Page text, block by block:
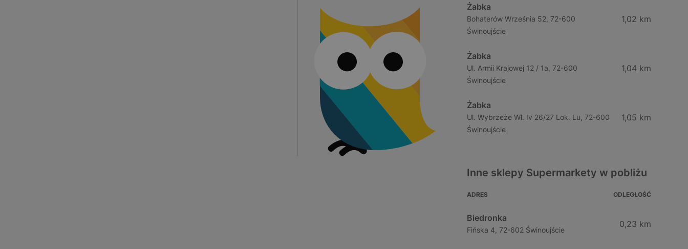
Żabka
Bohaterów Września 52, 72-600
Świnoujście
1,02 km
Żabka
Ul. Armii Krajowej 12 / 1a, 72-600
Świnoujście
1,04 km
Żabka
Ul. Wybrzeże Wł. Iv 26/27 Lok. Lu, 72-600
Świnoujście
1,05 km
Inne sklepy Supermarkety w pobliżu
ADRES ODLEGŁOŚĆ
Biedronka
Fińska 4, 72-602 Świnoujście
0,23 km